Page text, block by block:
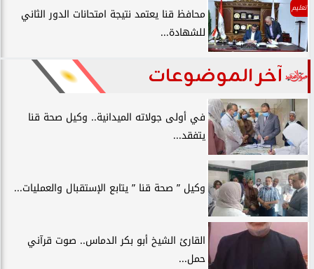
تعليم
محافظ قنا يعتمد نتيجة امتحانات الدور الثاني
للشهادة...
آخر الموضوعات
في أولى جولاته الميدانية.. وكيل صحة قنا
يتفقد...
وكيل ” صحة قنا ” يتابع الإستقبال والعمليات...
القارئ الشيخ أبو بكر الدماس.. صوت قرآني
حمل...